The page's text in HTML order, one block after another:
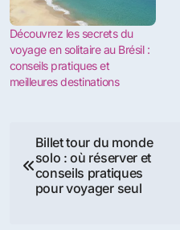
Découvrez les secrets du
voyage en solitaire au Brésil :
conseils pratiques et
meilleures destinations
Navigation
de
Billet tour du monde
solo : où réserver et
conseils pratiques
pour voyager seul